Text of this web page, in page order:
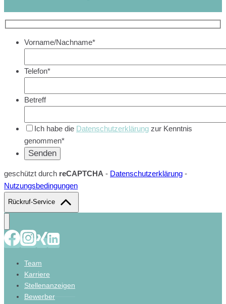
Vorname/Nachname*
Telefon*
Betreff
Ich habe die Datenschutzerklärung zur Kenntnis
genommen*
geschützt durch reCAPTCHA - Datenschutzerklärung -
Nutzungsbedingungen
Rückruf-Service
Team
Karriere
Stellenanzeigen
Bewerber